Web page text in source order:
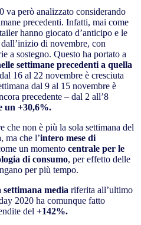
però analizzato considerando
precedenti. Infatti, mai come
hanno giocato d’anticipo e le
di novembre, con
a sostegno. Questo ha portato a
settimane precedenti a quella
16 al 22 novembre è cresciuta
dal 9 al 15 novembre è
precedente – dal 2 all’8
un +30,6%.
che non è più la sola settimana del
ma che l’intero mese di
un momento centrale per le
di consumo, per effetto delle
per più tempo.
media riferita all’ultimo
2020 ha comunque fatto
del +142%.